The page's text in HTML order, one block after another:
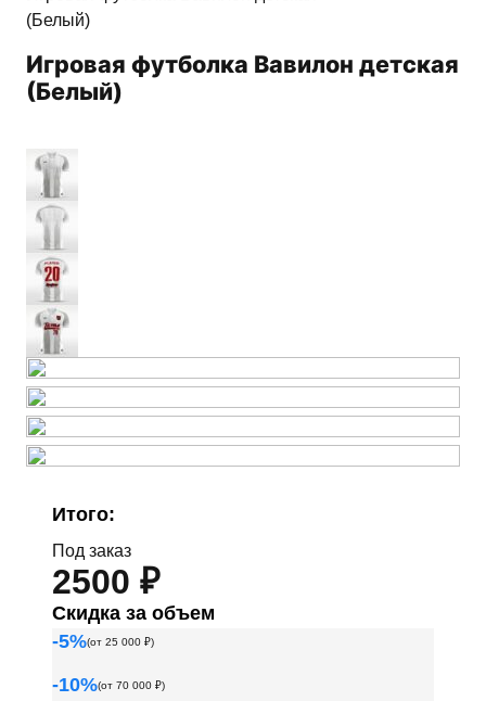
(Белый)
Игровая футболка Вавилон детская
(Белый)
Итого:
Под заказ
2500 ₽
Скидка за объем
-5%(от 25 000 ₽)
-10%(от 70 000 ₽)